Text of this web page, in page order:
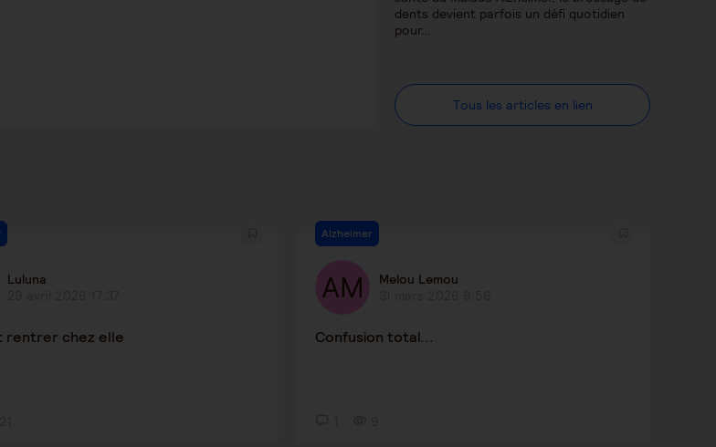
dents devient parfois un défi quotidien
pour…
Tous les articles en lien
Luluna
rentrer chez elle
Alzheimer
Melou Lemou
Confusion total...